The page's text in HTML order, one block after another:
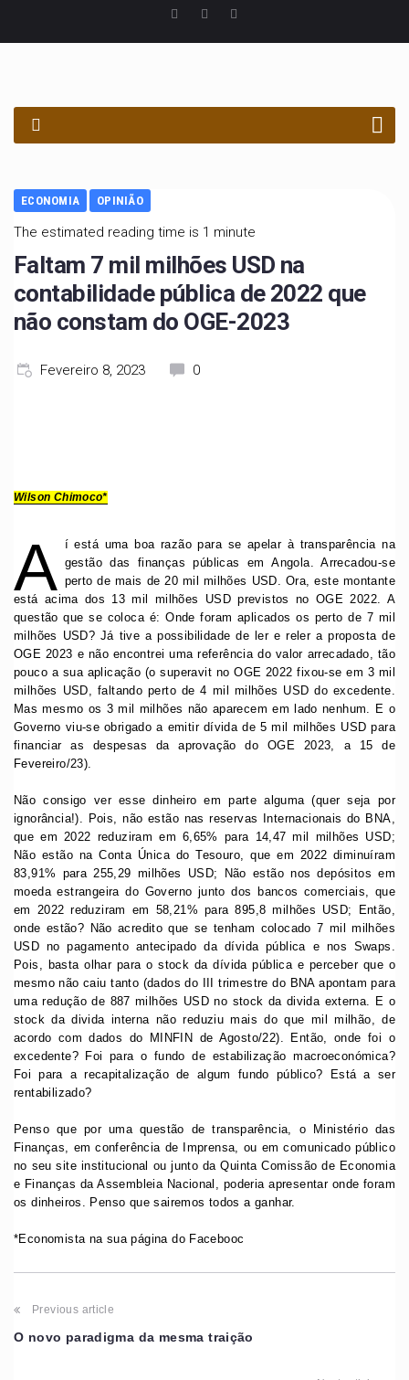
ECONOMIA OPINIÃO
The estimated reading time is 1 minute
Faltam 7 mil milhões USD na
contabilidade pública de 2022 que
não constam do OGE-2023
Fevereiro 8, 2023 0
Wilson Chimoco*
A
í está uma boa razão para se apelar à transparência na
gestão das finanças públicas em Angola. Arrecadou-se
perto de mais de 20 mil milhões USD. Ora, este montante
está acima dos 13 mil milhões USD previstos no OGE 2022. A
questão que se coloca é: Onde foram aplicados os perto de 7 mil
milhões USD? Já tive a possibilidade de ler e reler a proposta de
OGE 2023 e não encontrei uma referência do valor arrecadado, tão
pouco a sua aplicação (o superavit no OGE 2022 fixou-se em 3 mil
milhões USD, faltando perto de 4 mil milhões USD do excedente.
Mas mesmo os 3 mil milhões não aparecem em lado nenhum. E o
Governo viu-se obrigado a emitir dívida de 5 mil milhões USD para
financiar as despesas da aprovação do OGE 2023, a 15 de
Fevereiro/23).
Não consigo ver esse dinheiro em parte alguma (quer seja por
ignorância!). Pois, não estão nas reservas Internacionais do BNA,
que em 2022 reduziram em 6,65% para 14,47 mil milhões USD;
Não estão na Conta Única do Tesouro, que em 2022 diminuíram
83,91% para 255,29 milhões USD; Não estão nos depósitos em
moeda estrangeira do Governo junto dos bancos comerciais, que
em 2022 reduziram em 58,21% para 895,8 milhões USD; Então,
onde estão? Não acredito que se tenham colocado 7 mil milhões
USD no pagamento antecipado da dívida pública e nos Swaps.
Pois, basta olhar para o stock da dívida pública e perceber que o
mesmo não caiu tanto (dados do III trimestre do BNA apontam para
uma redução de 887 milhões USD no stock da divida externa. E o
stock da divida interna não reduziu mais do que mil milhão, de
acordo com dados do MINFIN de Agosto/22). Então, onde foi o
excedente? Foi para o fundo de estabilização macroeconómica?
Foi para a recapitalização de algum fundo público? Está a ser
rentabilizado?
Penso que por uma questão de transparência, o Ministério das
Finanças, em conferência de Imprensa, ou em comunicado público
no seu site institucional ou junto da Quinta Comissão de Economia
e Finanças da Assembleia Nacional, poderia apresentar onde foram
os dinheiros. Penso que sairemos todos a ganhar.
*Economista na sua página do Facebooc
Previous article
O novo paradigma da mesma traição